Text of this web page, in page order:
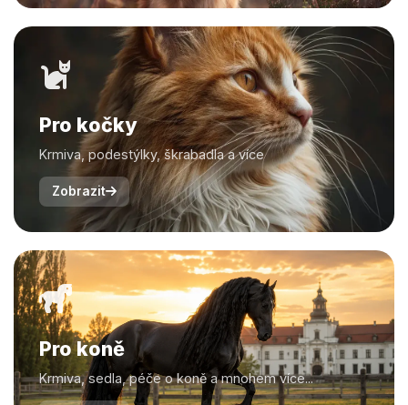
Pro kočky
Krmiva, podestýlky, škrabadla a více
Zobrazit
Pro koně
Krmiva, sedla, péče o koně a mnohem více...